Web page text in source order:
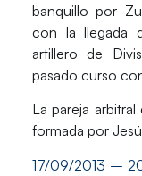
banquillo por
con la llegada
artillero de
pasado curso
La pareja
formada por
17/09/2013 –